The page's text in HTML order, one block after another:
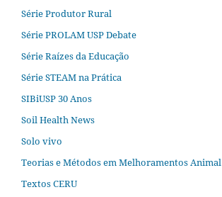
Série Produtor Rural
Série PROLAM USP Debate
Série Raízes da Educação
Série STEAM na Prática
SIBiUSP 30 Anos
Soil Health News
Solo vivo
Teorias e Métodos em Melhoramentos Animal
Textos CERU